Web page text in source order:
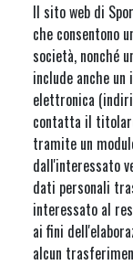
Il sito web di
che consentono
società, nonché
include anche
elettronica
contatta il
tramite un
dall'interessato
dati personali
interessato al
ai fini
alcun